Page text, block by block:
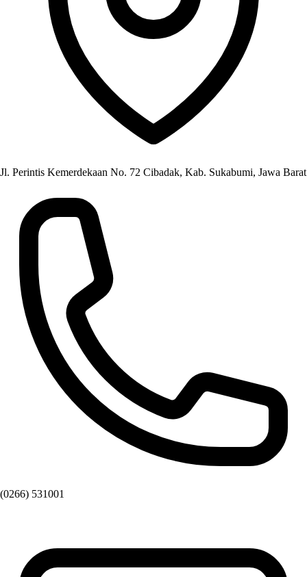
Jl. Perintis Kemerdekaan No. 72 Cibadak, Kab. Sukabumi, Jawa Barat
(0266) 531001